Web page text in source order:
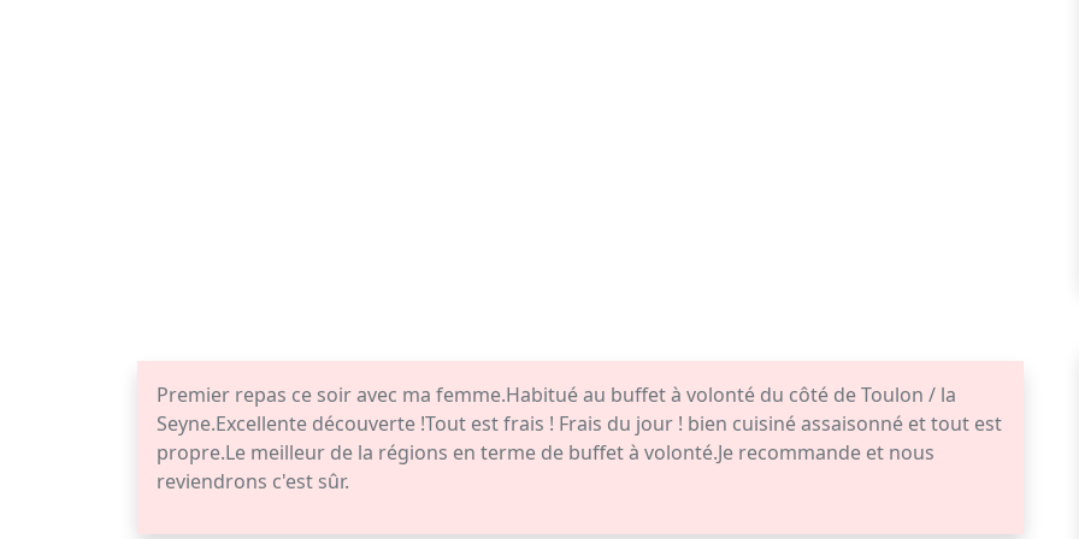
Premier repas ce soir avec ma femme.Habitué au buffet à volonté du côté de Toulon / la
Seyne.Excellente découverte !Tout est frais ! Frais du jour ! bien cuisiné assaisonné et tout est
propre.Le meilleur de la régions en terme de buffet à volonté.Je recommande et nous
reviendrons c'est sûr.